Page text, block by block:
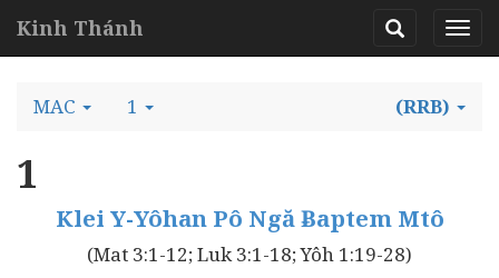
Kinh Thánh
MAC 1 (RRB)
1
Klei Y-Yôhan Pô Ngă Ƀaptem Mtô
(Mat 3:1-12; Luk 3:1-18; Yôh 1:19-28)